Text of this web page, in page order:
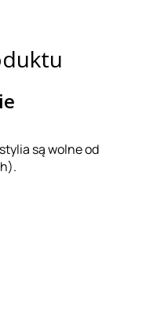
są wolne od